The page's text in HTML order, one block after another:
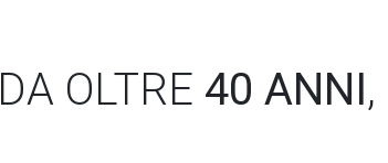
DA OLTRE 40 ANNI